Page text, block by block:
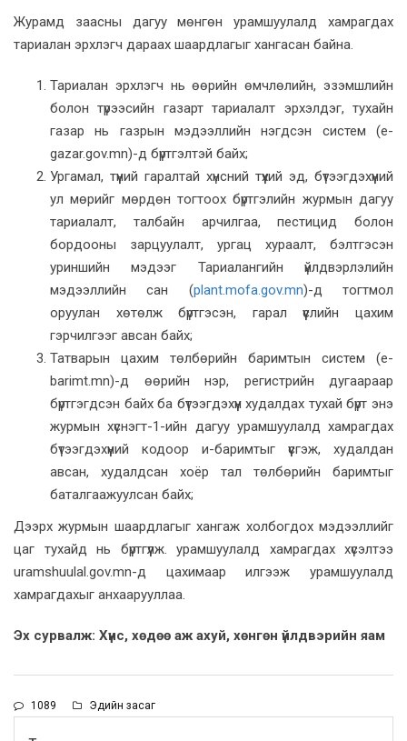
Журамд заасны дагуу мөнгөн урамшуулалд хамрагдах
тариалан эрхлэгч дараах шаардлагыг хангасан байна.
Тариалан эрхлэгч нь өөрийн өмчлөлийн, эзэмшлийн
болон түрээсийн газарт тариалалт эрхэлдэг, тухайн
газар нь газрын мэдээллийн нэгдсэн систем (e-
gazar.gov.mn)-д бүртгэлтэй байх;
Ургамал, түүний гаралтай хүнсний түүхий эд, бүтээгдэхүүний
ул мөрийг мөрдөн тогтоох бүртгэлийн журмын дагуу
тариалалт, талбайн арчилгаа, пестицид болон
бордооны зарцуулалт, ургац хураалт, бэлтгэсэн
уриншийн мэдээг Тариалангийн үйлдвэрлэлийн
мэдээллийн сан (plant.mofa.gov.mn)-д тогтмол
оруулан хөтөлж бүртгэсэн, гарал үүслийн цахим
гэрчилгээг авсан байх;
Татварын цахим төлбөрийн баримтын систем (e-
barimt.mn)-д өөрийн нэр, регистрийн дугаараар
бүртгэгдсэн байх ба бүтээгдэхүүн худалдах тухай бүрт энэ
журмын хүснэгт-1-ийн дагуу урамшуулалд хамрагдах
бүтээгдэхүүний кодоор и-баримтыг үүсгэж, худалдан
авсан, худалдсан хоёр тал төлбөрийн баримтыг
баталгаажуулсан байх;
Дээрх журмын шаардлагыг хангаж холбогдох мэдээллийг
цаг тухайд нь бүртгүүлж. урамшуулалд хамрагдах хүсэлтээ
uramshuulal.gov.mn-д цахимаар илгээж урамшуулалд
хамрагдахыг анхаарууллаа.
Эх сурвалж: Хүнс, хөдөө аж ахуй, хөнгөн үйлдвэрийн яам
1089 Эдийн засаг